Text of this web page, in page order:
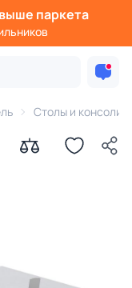
паркета
Столы и консоли